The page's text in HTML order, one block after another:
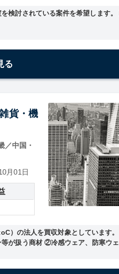
検討されている案件を希望します
る
貨・機
／中国・
月01日
）の法人を買収対象としています
が扱う商材 ②冷感ウェア、防寒ウ